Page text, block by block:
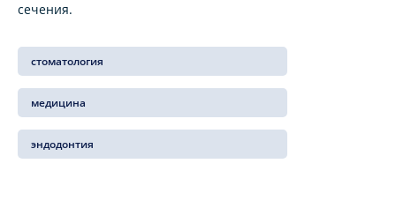
сечения.
стоматология
медицина
эндодонтия